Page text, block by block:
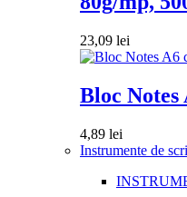
23,09 lei
Bloc Notes
4,89 lei
Instrumente de